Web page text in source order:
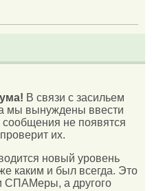
В связи с засильем
мы вынуждены ввести
не появятся
их.
новый уровень
каким и был всегда. Это
СПАМеры, а другого